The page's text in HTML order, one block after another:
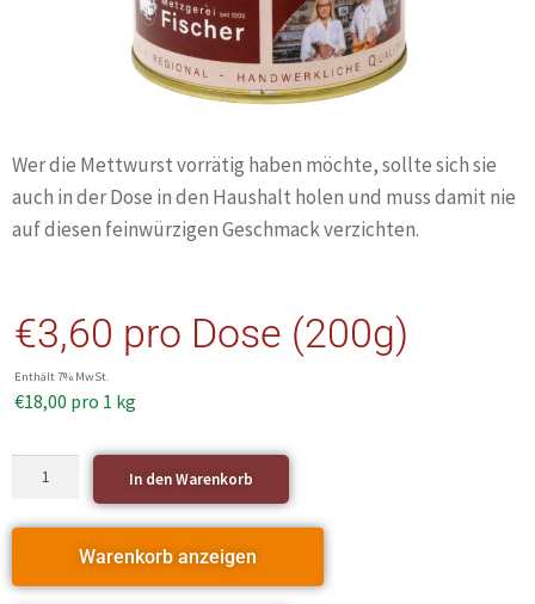
Wer die Mettwurst vorrätig haben möchte, sollte sich sie
auch in der Dose in den Haushalt holen und muss damit nie
auf diesen feinwürzigen Geschmack verzichten.
€3,60 pro Dose (200g)
Enthält 7% MwSt.
€18,00 pro 1 kg
In den Warenkorb
Warenkorb anzeigen